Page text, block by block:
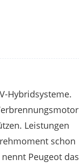
Hybridsysteme.
Leistungen
schon
Peugeot das